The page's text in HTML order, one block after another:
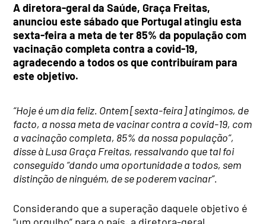
A diretora-geral da Saúde, Graça Freitas,
anunciou este sábado que Portugal atingiu esta
sexta-feira a meta de ter 85% da população com
vacinação completa contra a covid-19,
agradecendo a todos os que contribuíram para
este objetivo.
“Hoje é um dia feliz. Ontem [sexta-feira] atingimos, de
facto, a nossa meta de vacinar contra a covid-19, com
a vacinação completa, 85% da nossa população”,
disse à Lusa Graça Freitas, ressalvando que tal foi
conseguido “dando uma oportunidade a todos, sem
distinção de ninguém, de se poderem vacinar”.
Considerando que a superação daquele objetivo é